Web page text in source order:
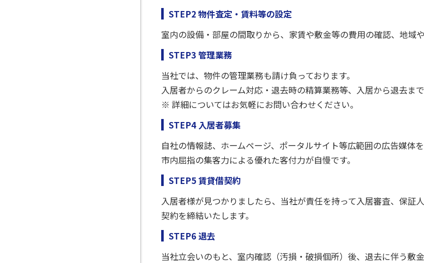
STEP2 物件査定・賃料等の設定
室内の設備・部屋の間取りから、家賃や敷金等の費用の確認、地域
STEP3 管理業務
当社では、物件の管理業務も請け負っております。
入居者からのクレーム対応・退去時の精算業務等、入居から退去ま
※ 詳細についてはお気軽にお問い合わせください。
STEP4 入居者募集
自社の情報誌、ホームページ、ポータルサイト等広範囲の広告媒体
市内屈指の集客力による優れた客付力が自慢です。
STEP5 賃貸借契約
入居者様が見つかりましたら、当社が責任を持って入居審査、保証
契約を締結いたします。
STEP6 退去
当社立会いのもと、室内確認（汚損・破損個所）後、退去に伴う敷